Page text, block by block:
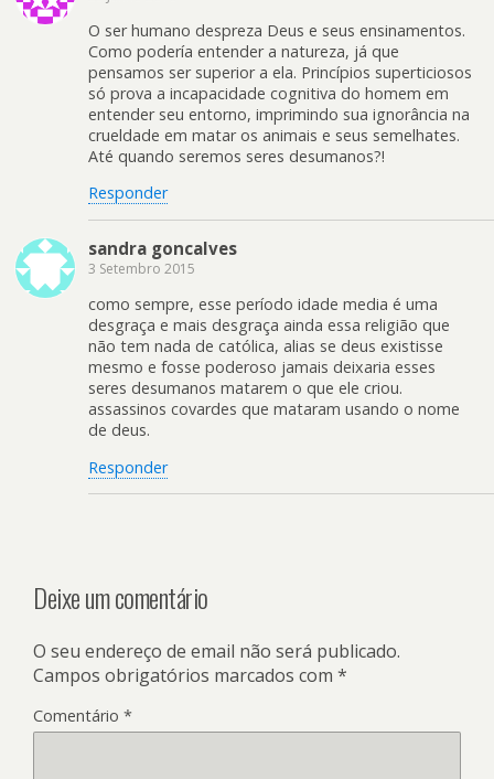
O ser humano despreza Deus e seus ensinamentos.
Como podería entender a natureza, já que
pensamos ser superior a ela. Princípios superticiosos
só prova a incapacidade cognitiva do homem em
entender seu entorno, imprimindo sua ignorância na
crueldade em matar os animais e seus semelhates.
Até quando seremos seres desumanos?!
Responder
sandra goncalves
3 Setembro 2015
como sempre, esse período idade media é uma
desgraça e mais desgraça ainda essa religião que
não tem nada de católica, alias se deus existisse
mesmo e fosse poderoso jamais deixaria esses
seres desumanos matarem o que ele criou.
assassinos covardes que mataram usando o nome
de deus.
Responder
Deixe um comentário
O seu endereço de email não será publicado.
Campos obrigatórios marcados com *
Comentário *